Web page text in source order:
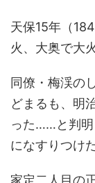
天保15年（
火、大奥で大
同僚・梅渓の
どまるも、明
った……と判明
になすりつけ
家定二人目の